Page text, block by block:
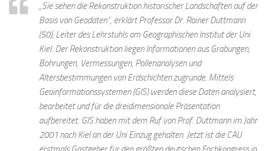
„Sie sehen die Rekonstruktion historischer Landschaften auf der
Basis von Geodaten“, erklärt Professor Dr. Rainer Duttmann
(50), Leiter des Lehrstuhls am Geographischen Institut der Uni
Kiel. Der Rekonstruktion liegen Informationen aus Grabungen,
Bohrungen, Vermessungen, Pollenanalysen und
Altersbestimmungen von Erdschichten zugrunde. Mittels
Geoinformationssystemen (GIS) werden diese Daten analysiert,
bearbeitet und für die dreidimensionale Präsentation
aufbereitet. GIS haben mit dem Ruf von Prof. Duttmann im Jahr
2001 nach Kiel an der Uni Einzug gehalten. Jetzt ist die CAU